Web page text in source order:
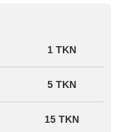
1 TKN
5 TKN
15 TKN